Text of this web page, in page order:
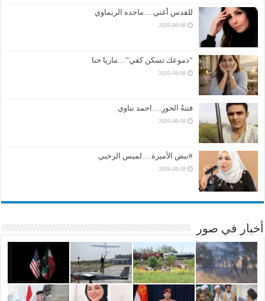
للقدس أغني….ماجده الريماوي
2026-08-08
“دموعك تسكن كفي”…ماريا حنا
2026-08-08
فتنةُ الحورِ….احمد نناوي
2026-08-08
#نبض الأميرة….لميس الرحبي
2026-08-08
أخبار في صور